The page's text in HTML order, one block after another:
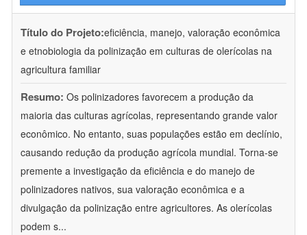
Título do Projeto:eficiência, manejo, valoração econômica
e etnobiologia da polinização em culturas de olerícolas na
agricultura familiar
Resumo: Os polinizadores favorecem a produção da
maioria das culturas agrícolas, representando grande valor
econômico. No entanto, suas populações estão em declínio,
causando redução da produção agrícola mundial. Torna-se
premente a investigação da eficiência e do manejo de
polinizadores nativos, sua valoração econômica e a
divulgação da polinização entre agricultores. As olerícolas
podem s...